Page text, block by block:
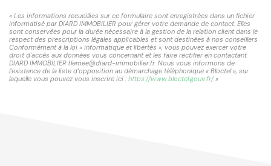
« Les informations recueillies sur ce formulaire sont enregistrées dans un fichier
informatisé par DIARD IMMOBILIER pour gérer votre demande de contact. Elles
sont conservées pour la durée nécessaire à la gestion de la relation client dans le
respect des prescriptions légales applicables et sont destinées à nos conseillers
Conformément à la loi « informatique et libertés », vous pouvez exercer votre
droit d'accès aux données vous concernant et les faire rectifier en contactant
DIARD IMMOBILIER l.lemee@diard-immobilier.fr. Nous vous informons de
l'existence de la liste d'opposition au démarchage téléphonique « Bloctel », sur
laquelle vous pouvez vous inscrire ici : https://www.bloctel.gouv.fr/»